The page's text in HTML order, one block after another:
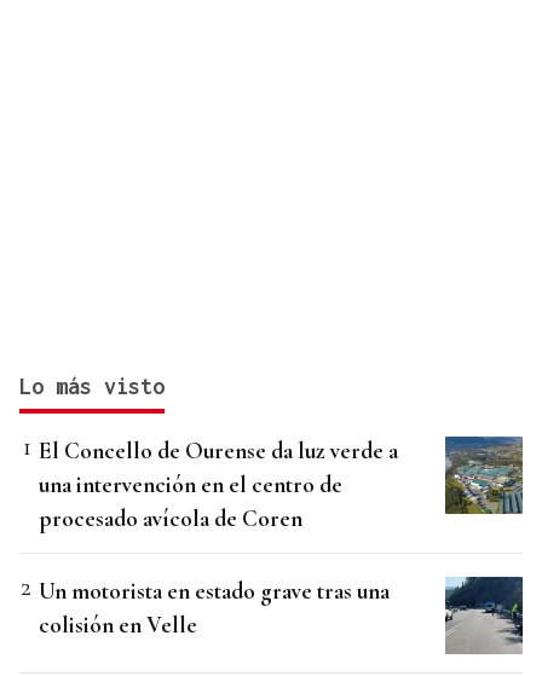
Lo más visto
El Concello de Ourense da luz verde a
una intervención en el centro de
procesado avícola de Coren
Un motorista en estado grave tras una
colisión en Velle